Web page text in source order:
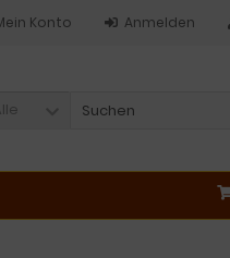
Anmelden
Konto